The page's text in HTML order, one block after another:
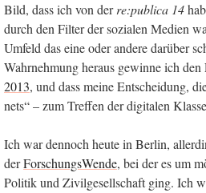
Bild, dass ich von derre:publica 14
durch den Fil­ter der sozia­len Medi­en
Umfeld das eine oder ande­re dar­über
Wahr­neh­mung her­aus gewin­ne ich
2013, und dass mei­ne Ent­schei­dung,
nets“ – zum Tref­fen der digi­ta­len
Ich war den­noch heu­te in Ber­lin,
derFor­schungs­Wen­de, bei der es um
Poli­tik und Zivil­ge­sell­schaft ging. Ich